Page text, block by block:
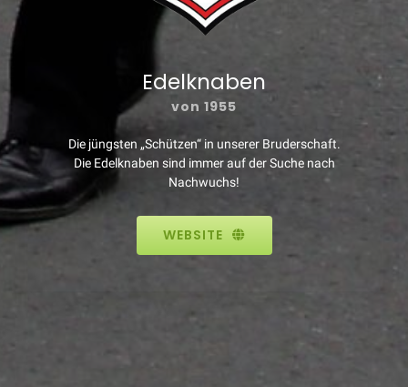
Edelknaben
von 1955
Die jüngsten „Schützen“ in unserer Bruderschaft.
Die Edelknaben sind immer auf der Suche nach
Nachwuchs!
WEBSITE